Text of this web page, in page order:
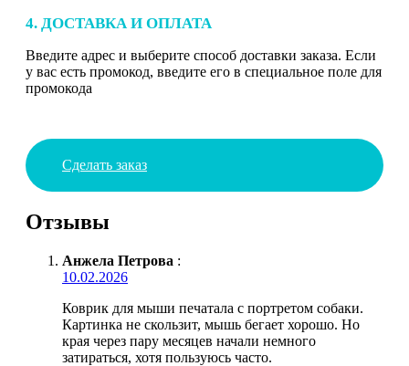
4. ДОСТАВКА И ОПЛАТА
Введите адрес и выберите способ доставки заказа. Если
у вас есть промокод, введите его в специальное поле для
промокода
Сделать заказ
Отзывы
Анжела Петрова :
10.02.2026
Коврик для мыши печатала с портретом собаки.
Картинка не скользит, мышь бегает хорошо. Но
края через пару месяцев начали немного
затираться, хотя пользуюсь часто.